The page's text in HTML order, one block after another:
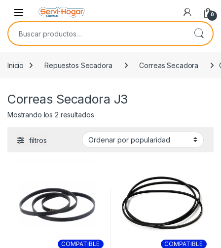
Saltar a navegación
saltar al contenido
Open 0
Buscar por:
Inicio Repuestos Secadora Correas Secadora
Correas Secadora J3
Mostrando los 2 resultadosOrdenado por popularidad
filtros
COMPATIBLE COMPATIBLE